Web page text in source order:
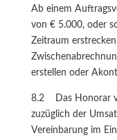
Ab einem
von € 5.000, oder
Zeitraum
erstellen oder
8.2 Das Honorar
zuzüglich der
Vereinbarung im